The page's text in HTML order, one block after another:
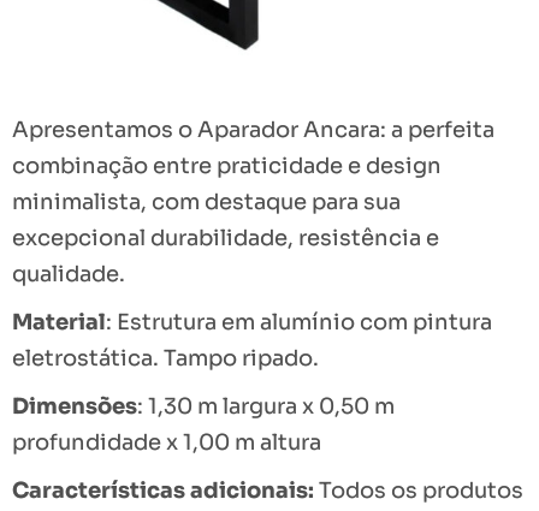
Apresentamos o Aparador Ancara: a perfeita
combinação entre praticidade e design
minimalista, com destaque para sua
excepcional durabilidade, resistência e
qualidade.
Material: Estrutura em alumínio com pintura
eletrostática. Tampo ripado.
Dimensões: 1,30 m largura x 0,50 m
profundidade x 1,00 m altura
Características adicionais: Todos os produtos